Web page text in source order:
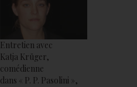
Entretien avec
Katja Krüger,
comédienne
dans « P. P. Pasolini »,